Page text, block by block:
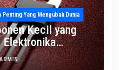
Penting Yang Mengubah Dunia
Kecil yang
Elektronika
ADMIN